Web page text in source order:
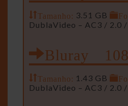
Tamanho: 3.51 GB
DublaVideo – AC3 / 2.0
Bluray
Tamanho: 1.43 GB
DublaVideo – AC3 / 2.0